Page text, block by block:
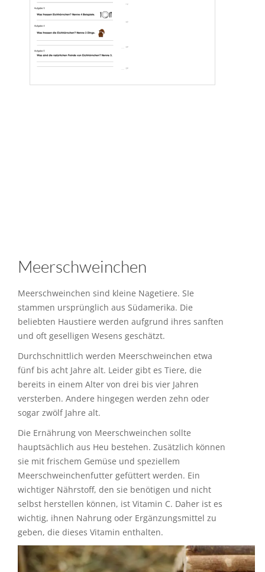
Meerschweinchen sind kleine Nagetiere. SIe
stammen ursprünglich aus Südamerika. Die
beliebten Haustiere werden aufgrund ihres sanften
und oft geselligen Wesens geschätzt.
Durchschnittlich werden Meerschweinchen etwa
fünf bis acht Jahre alt. Leider gibt es Tiere, die
bereits in einem Alter von drei bis vier Jahren
versterben. Andere hingegen werden zehn oder
sogar zwölf Jahre alt.
Die Ernährung von Meerschweinchen sollte
hauptsächlich aus Heu bestehen. Zusätzlich können
sie mit frischem Gemüse und speziellem
Meerschweinchenfutter gefüttert werden. Ein
wichtiger Nährstoff, den sie benötigen und nicht
selbst herstellen können, ist Vitamin C. Daher ist es
wichtig, ihnen Nahrung oder Ergänzungsmittel zu
geben, die dieses Vitamin enthalten.